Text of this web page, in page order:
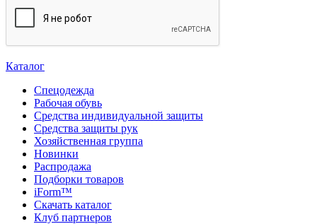
Каталог
Спецодежда
Рабочая обувь
Средства индивидуальной защиты
Средства защиты рук
Хозяйственная группа
Новинки
Распродажа
Подборки товаров
iForm™
Скачать каталог
Клуб партнеров